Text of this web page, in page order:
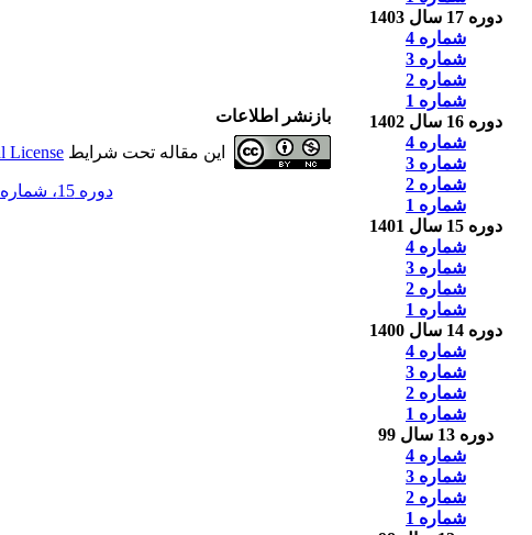
دوره 17 سال 1403
شماره 4
شماره 3
شماره 2
شماره 1
دوره 16 سال 1402
شماره 4
شماره 3
شماره 2
شماره 1
دوره 15 سال 1401
شماره 4
شماره 3
شماره 2
شماره 1
دوره 14 سال 1400
شماره 4
شماره 3
شماره 2
شماره 1
دوره 13 سال 99
شماره 4
شماره 3
شماره 2
شماره 1
بازنشر اطلاعات
این مقاله تحت شرایط License
دوره 15، شماره 1 - ( 3-1401 )